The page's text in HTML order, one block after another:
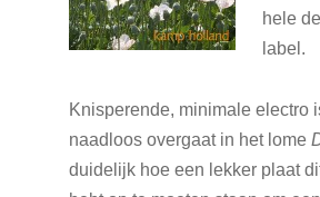
hele
label.
Knisperende, minimale electro
naadloos overgaat in het lome
duidelijk hoe een lekker plaat